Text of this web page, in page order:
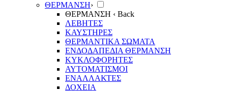
ΘΕΡΜΑΝΣΗ›
ΘΕΡΜΑΝΣΗ ‹ Back
ΛΕΒΗΤΕΣ
ΚΑΥΣΤΗΡΕΣ
ΘΕΡΜΑΝΤΙΚΑ ΣΩΜΑΤΑ
ΕΝΔΟΔΑΠΕΔΙΑ ΘΕΡΜΑΝΣΗ
ΚΥΚΛΟΦΟΡΗΤΕΣ
ΑΥΤΟΜΑΤΙΣΜΟΙ
ΕΝΑΛΛΑΚΤΕΣ
ΔΟΧΕΙΑ